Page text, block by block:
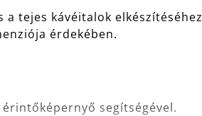
tejes kávéitalok elkészítéséhez
érdekében.
segítségével.